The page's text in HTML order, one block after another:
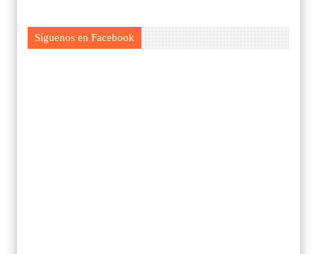
Síguenos en Facebook